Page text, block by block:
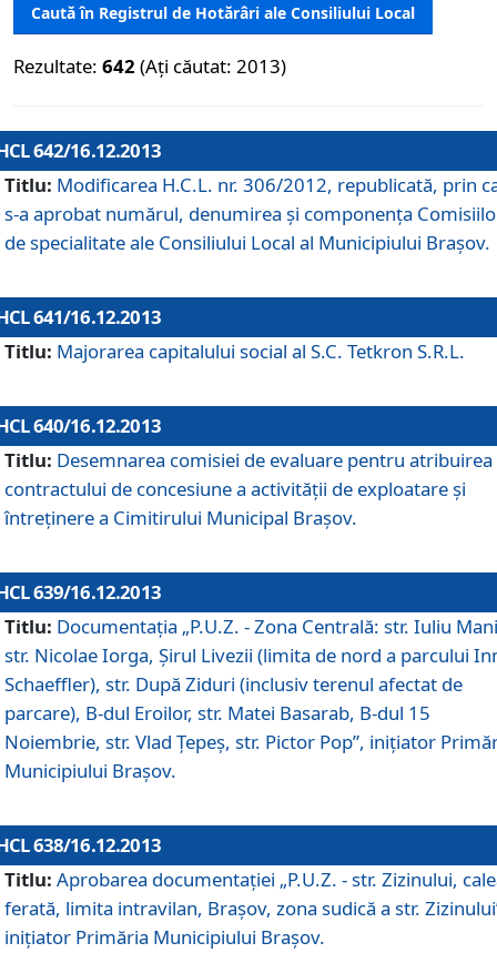
Caută în Registrul de Hotărâri ale Consiliului Local
Rezultate: 642 (Ați căutat: 2013)
642/16.12.2013
Titlu: Modificarea H.C.L. nr. 306/2012, republicată, prin
s-a aprobat numărul, denumirea şi componenţa
de specialitate ale Consiliului Local al Municipiului Braşov.
641/16.12.2013
Titlu: Majorarea capitalului social al S.C. Tetkron S.R.L.
640/16.12.2013
Titlu: Desemnarea comisiei de evaluare pentru atribuirea
contractului de concesiune a activităţii de exploatare şi
întreţinere a Cimitirului Municipal Braşov.
639/16.12.2013
Titlu: Documentaţia „P.U.Z. - Zona Centrală: str. Iuliu
str. Nicolae Iorga, Şirul Livezii (limita de nord a parcului
Schaeffler), str. După Ziduri (inclusiv terenul afectat de
parcare), B-dul Eroilor, str. Matei Basarab, B-dul 15
Noiembrie, str. Vlad Ţepeş, str. Pictor Pop”, iniţiator
Municipiului Braşov.
638/16.12.2013
Titlu: Aprobarea documentaţiei „P.U.Z. - str. Zizinului,
ferată, limita intravilan, Braşov, zona sudică a str.
iniţiator Primăria Municipiului Braşov.